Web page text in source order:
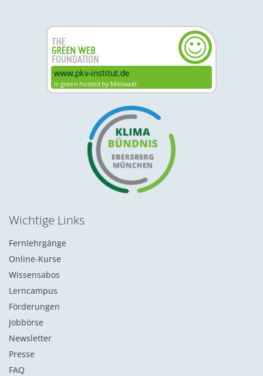
Wichtige Links
Fernlehrgänge
Online-Kurse
Wissensabos
Lerncampus
Förderungen
Jobbörse
Newsletter
Presse
FAQ